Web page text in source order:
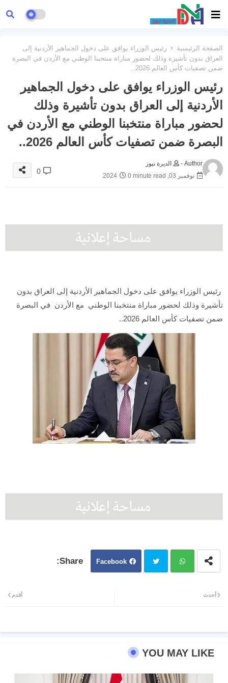
الصفحة الرئيسية
رئيس الوزراء يوافق على دخول الجماهير الأردنية إلى
العراق بدون تأشيرة وذلك لحضور مباراة منتخبنا الوطني مع الأردن في البصرة
ضمن تصفيات كأس العالم 2026..
رئيس الوزراء يوافق على دخول الجماهير
الأردنية إلى العراق بدون تأشيرة وذلك
لحضور مباراة منتخبنا الوطني مع الأردن في
البصرة ضمن تصفيات كأس العالم 2026..
Author -
الديرة نيوز
نوفمبر 03, 2024
0 minute read
0
رئيس الوزراء يوافق على دخول الجماهير الأردنية إلى العراق بدون
تأشيرة وذلك لحضور مباراة منتخبنا الوطني مع الأردن في البصرة
ضمن تصفيات كأس العالم 2026..
Facebook
أحدث أقدم
YOU MAY LIKE